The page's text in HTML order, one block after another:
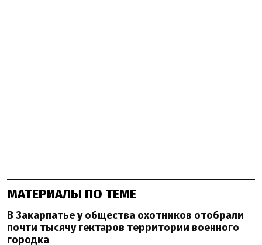
МАТЕРИАЛЫ ПО ТЕМЕ
В Закарпатье у общества охотников отобрали
почти тысячу гектаров территории военного
городка